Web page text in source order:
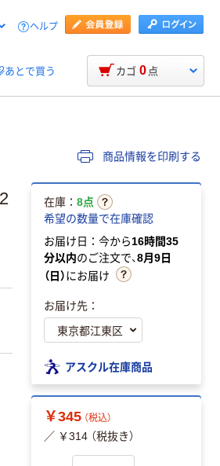
ヘルプ
あとで買う カゴ 0 点
商品情報を印刷する
在庫： 8点
希望の数量で在庫確認
お届け日：今から16時間35
分以内のご注文で、8月9日
（日）にお届け
お届け先：
アスクル在庫商品
￥345 （税込）
／ ￥314 （税抜き）